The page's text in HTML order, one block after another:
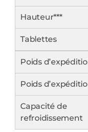
Hauteur***
Tablettes
Poids
Poids
Capacité de
refroidissement